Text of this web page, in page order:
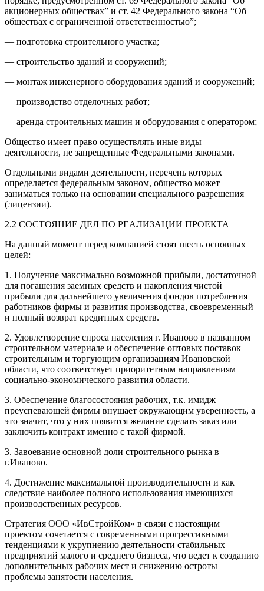
акционерных обществах” и ст. 42 Федерального закона “Об
обществах с ограниченной ответственностью”;
— подготовка строительного участка;
— строительство зданий и сооружений;
— монтаж инженерного оборудования зданий и сооружений;
— производство отделочных работ;
— аренда строительных машин и оборудования с оператором;
Общество имеет право осуществлять иные виды
деятельности, не запрещенные Федеральными законами.
Отдельными видами деятельности, перечень которых
определяется федеральным законом, общество может
заниматься только на основании специального разрешения
(лицензии).
2.2 СОСТОЯНИЕ ДЕЛ ПО РЕАЛИЗАЦИИ ПРОЕКТА
На данный момент перед компанией стоят шесть основных
целей:
1. Получение максимально возможной прибыли, достаточной
для погашения заемных средств и накопления чистой
прибыли для дальнейшего увеличения фондов потребления
работников фирмы и развития производства, своевременный
и полный возврат кредитных средств.
2. Удовлетворение спроса населения г. Иваново в названном
строительном материале и обеспечение оптовых поставок
строительным и торгующим организациям Ивановской
области, что соответствует приоритетным направлениям
социально-экономического развития области.
3. Обеспечение благосостояния рабочих, т.к. имидж
преуспевающей фирмы внушает окружающим уверенность, а
это значит, что у них появится желание сделать заказ или
заключить контракт именно с такой фирмой.
3. Завоевание основной доли строительного рынка в
г.Иваново.
4. Достижение максимальной производительности и как
следствие наиболее полного использования имеющихся
производственных ресурсов.
Стратегия ООО «ИвСтройКом» в связи с настоящим
проектом сочетается с современными прогрессивными
тенденциями к укрупнению деятельности стабильных
предприятий малого и среднего бизнеса, что ведет к созданию
дополнительных рабочих мест и снижению остроты
проблемы занятости населения.